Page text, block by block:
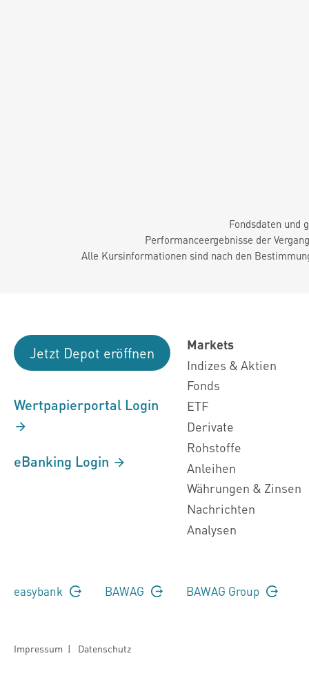
Fondsdaten und
Performanceergebnisse der
Alle Kursinformationen sind nach den
Jetzt Depot eröffnen
Wertpapierportal Login
eBanking Login
Markets
Indizes & Aktien
Fonds
ETF
Derivate
Rohstoffe
Anleihen
Währungen & Zinsen
Nachrichten
Analysen
easybank BAWAG BAWAG Group
Impressum | Datenschutz